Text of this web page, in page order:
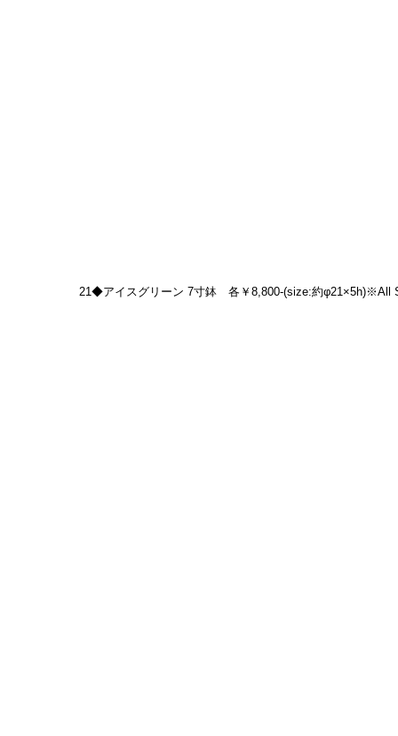
21◆アイスグリーン 7寸鉢　各￥8,800-(size:約φ21×5h)※All